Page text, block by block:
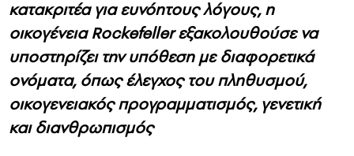
κατακριτέα για ευνόητους λόγους, η
οικογένεια Rockefeller εξακολουθούσε να
υποστηρίζει την υπόθεση με δια­φορετικά
ονόματα, όπως έλεγχος του πληθυσμού,
οικογενειακός προγραμματισμός, γενετική
και διανθρωπισμός